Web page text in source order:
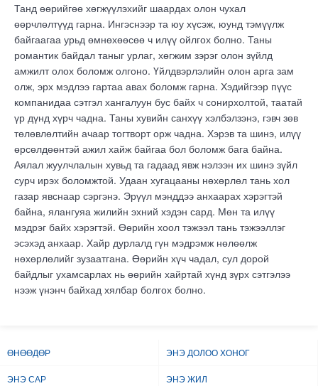
Танд өөрийгөө хөгжүүлэхийг шаардах олон чухал
өөрчлөлтүүд гарна. Ингэснээр та юу хүсэж, юунд тэмүүлж
байгаагаа урьд өмнөхөөсөө ч илүү ойлгох болно. Таны
романтик байдал таныг урлаг, хөгжим зэрэг олон зүйлд
амжилт олох боломж олгоно. Үйлдвэрлэлийн олон арга зам
олж, эрх мэдлээ гартаа авах боломж гарна. Хэдийгээр пүүс
компанидаа сэтгэл хангалуун бус байх ч сонирхолтой, таатай
үр дүнд хүрч чадна. Таны хувийн санхүү хэлбэлзэнэ, гэвч зөв
төлөвлөлтийн ачаар тогтворт орж чадна. Хэрэв та шинэ, илүү
өрсөлдөөнтэй ажил хайж байгаа бол боломж бага байна.
Аялал жуулчлалын хувьд та гадаад явж нэлээн их шинэ зүйл
сурч ирэх боломжтой. Удаан хугацааны нөхөрлөл тань хол
газар явснаар сэргэнэ. Эрүүл мэнддээ анхаарах хэрэгтэй
байна, ялангуяа жилийн эхний хэдэн сард. Мөн та илүү
мэдрэг байх хэрэгтэй. Өөрийн хоол тэжээл тань тэжээллэг
эсэхэд анхаар. Хайр дурлалд гүн мэдрэмж нөлөөлж
нөхөрлөлийг зузаатгана. Өөрийн хүч чадал, сул дорой
байдлыг ухамсарлах нь өөрийн хайртай хүнд зүрх сэтгэлээ
нээж үнэнч байхад хялбар болгох болно.
ӨНӨӨДӨР ЭНЭ ДОЛОО ХОНОГ
ЭНЭ САР ЭНЭ ЖИЛ